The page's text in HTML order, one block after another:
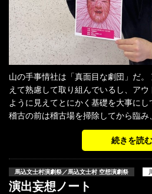
山の手事情社は「真面目な劇団」だ
えて熟慮して取り組んでいるし、ア
ように見えてとにかく基礎を大事にし
稽古の前は稽古場を掃除してから臨み
続きを読む
馬込文士村演劇祭／馬込文士村 空想演劇祭
演出妄想ノート